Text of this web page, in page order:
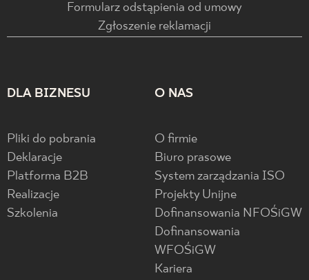
Formularz odstąpienia od umowy
Zgłoszenie reklamacji
DLA BIZNESU
Pliki do pobrania
Deklaracje
Platforma B2B
Realizacje
Szkolenia
O NAS
O firmie
Biuro prasowe
System zarządzania ISO
Projekty Unijne
Dofinansowania NFOŚiGW
Dofinansowania
WFOŚiGW
Kariera